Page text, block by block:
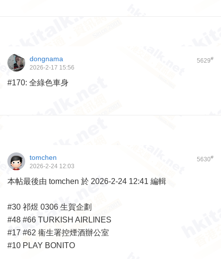
5629#
dongnama
2026-2-17 15:56
#170: 全綠色車身
5630#
tomchen
2026-2-24 12:03
本帖最後由 tomchen 於 2026-2-24 12:41 編輯
#30 祁煜 0306 生賀企劃
#48 #66 TURKISH AIRLINES
#17 #62 䘙生署控煙酒辦公室
#10 PLAY BONITO